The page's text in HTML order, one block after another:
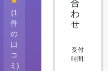
(1
件
の
口
コ
ミ)
合
わ
せ
受付
時間: